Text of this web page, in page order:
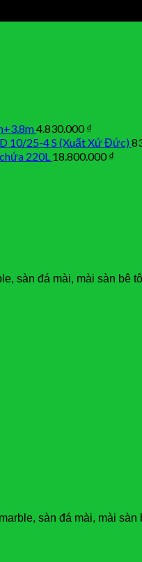
4.830.000₫
10/25-4 S (Xuất Xứ Đức)
220L 18.800.000₫
sàn đá mài, mài sàn bê
sàn đá mài, mài